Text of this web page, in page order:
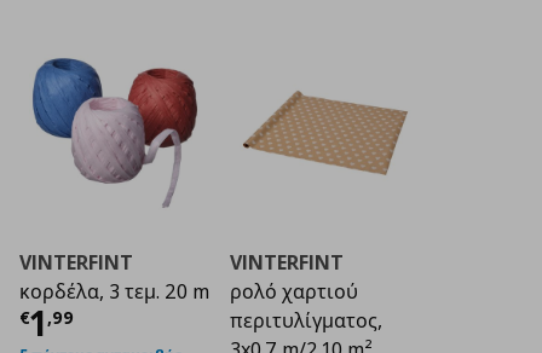
VINTERFINT
κορδέλα, 3 τεμ. 20 m
€1 ,99
Τρέχουσα τιμή€ 1,99
VINTERFINT
ρολό χαρτιού
περιτυλίγματος,